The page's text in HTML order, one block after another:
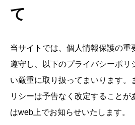
て
当サイトでは、個人情報保護の重
遵守し、以下のプライバシーポリ
い厳重に取り扱ってまいります。
リシーは予告なく改定することが
はweb上でお知らせいたします。